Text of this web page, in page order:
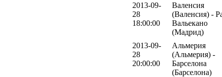
2013-09-
28
18:00:00
Валенсия
(Валенсия) -
Вальекано
(Мадрид)
2013-09-
28
20:00:00
Альмерия
(Альмерия) -
Барселона
(Барселона)